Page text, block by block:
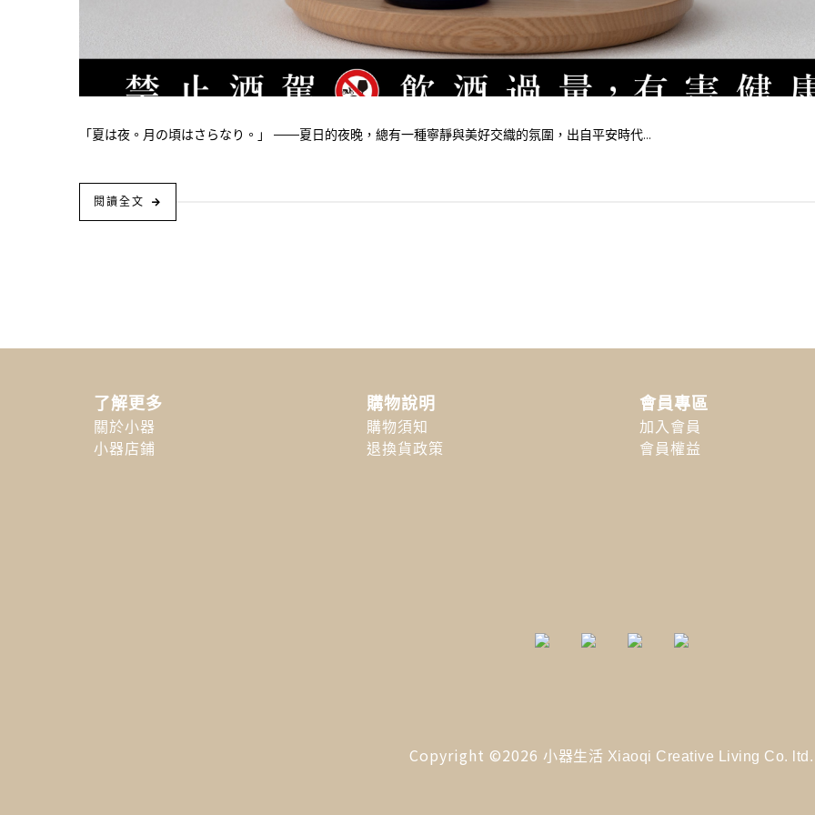
「夏は夜。月の頃はさらなり。」 ——夏日的夜晚，總有一種寧靜與美好交織的氛圍，出自平安時代...
閱讀全文
了解更多
關於小器
小器店鋪
購物說明
購物須知
退換貨政策
會員專區
加入會員
會員權益
Copyright ©2026 小器生活 Xiaoqi Creative Living Co. ltd.